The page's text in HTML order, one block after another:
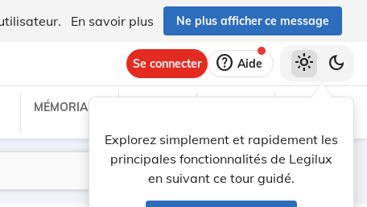
En savoir plus Ne plus afficher ce message
Se connecter help Aide
Explorez simplement et rapidement les
principales fonctionnalités de Legilux
en suivant ce tour guidé.
light_mode dark_mode
MÉMORIAL C
Lancer la recherche
Filtres